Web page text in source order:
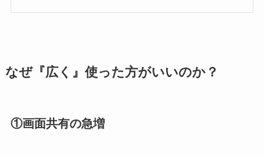
なぜ『広く』使った方がいいのか？
①画面共有の急増